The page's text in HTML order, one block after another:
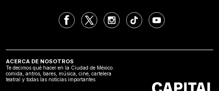
ACERCA DE NOSOTROS
Te decimos qué hacer en la Ciudad de México:
comida, antros, bares, música, cine, cartelera
teatral y todas las noticias importantes